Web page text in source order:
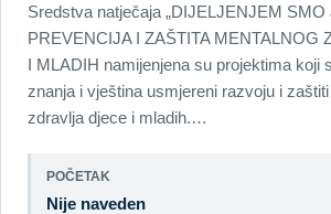
Sredstva natječaja „DIJELJENJEM SMO
PREVENCIJA I ZAŠTITA MENTALNOG
I MLADIH namijenjena su projektima koji
znanja i vještina usmjereni razvoju i
zdravlja djece i mladih.…
POČETAK
Nije naveden